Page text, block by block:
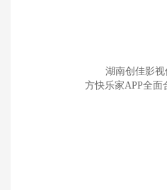
湖南创佳影视
方快乐家APP全面合